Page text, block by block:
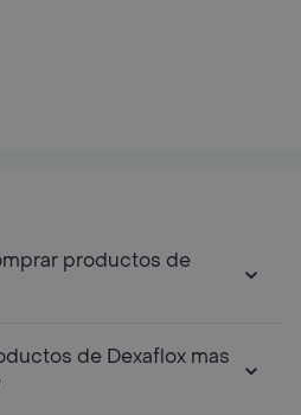
productos de
de Dexaflox mas